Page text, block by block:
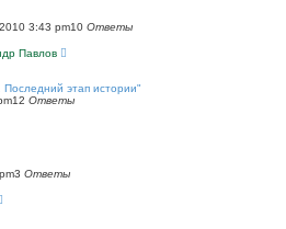
3:43 pm10 Ответы
Павлов
этап истории"
12 Ответы
3 Ответы